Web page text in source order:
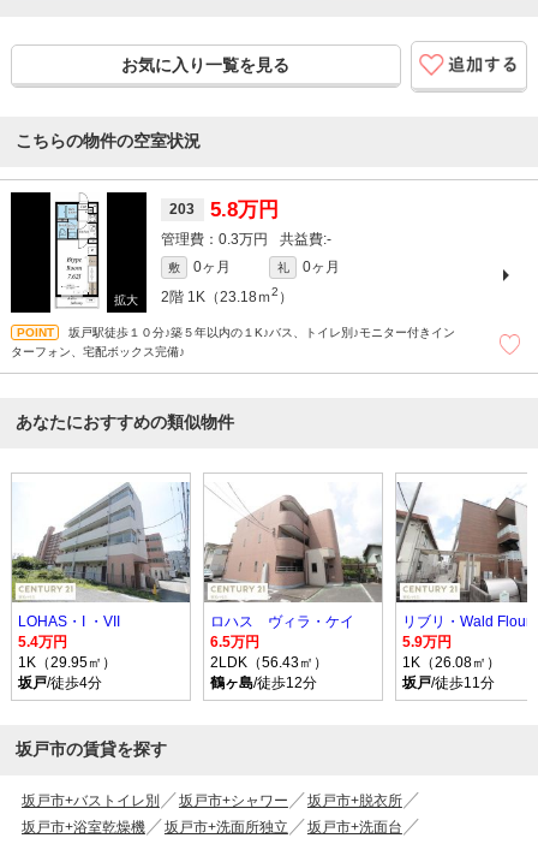
お気に入り一覧を見る
こちらの物件の空室状況
203 5.8万円
0.3万円 -
敷 0ヶ月 礼
0ヶ月
2階 1K（23.18ｍ2 ）
坂戸駅徒歩１０分♪築５年以内の１K♪バス、トイレ別♪モニター付きイン
ターフォン、宅配ボックス完備♪
あなたにおすすめの類似物件
LOHAS・I ・VII
5.4万円
1K（29.95㎡）
坂戸/徒歩4分
ロハス ヴィラ・ケイ
6.5万円
2LDK（56.43㎡）
鶴ヶ島/徒歩12分
リブリ・Wald
5.9万円
1K（26.08㎡）
坂戸/徒歩11分
坂戸市の賃貸を探す
坂戸市+バストイレ別 坂戸市+シャワー
坂戸市+脱衣所
坂戸市+浴室乾燥機
坂戸市+洗面所独立
坂戸市+洗面台